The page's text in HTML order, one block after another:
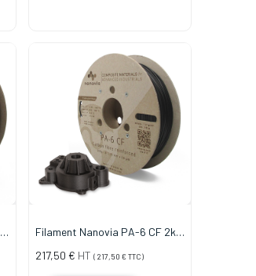
Filament Nanovia PA-6 CF 2kg
217,50 € HT ( 217,50 € TTC)